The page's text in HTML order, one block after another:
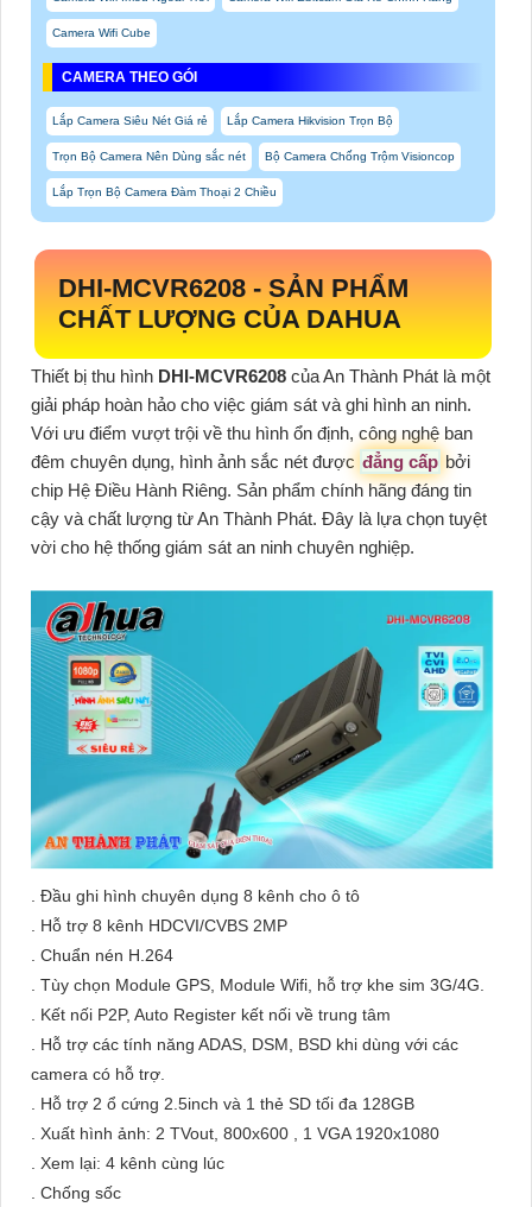
Camera Wifi Cube
CAMERA THEO GÓI
Lắp Camera Siêu Nét Giá rẻ Lắp Camera Hikvision Trọn Bộ
Trọn Bộ Camera Nên Dùng sắc nét Bộ Camera Chống Trộm Visioncop
Lắp Trọn Bộ Camera Đàm Thoại 2 Chiều
DHI-MCVR6208 - SẢN PHẨM
CHẤT LƯỢNG CỦA DAHUA
Thiết bị thu hình DHI-MCVR6208 của An Thành Phát là một
giải pháp hoàn hảo cho việc giám sát và ghi hình an ninh.
Với ưu điểm vượt trội về thu hình ổn định, công nghệ ban
đêm chuyên dụng, hình ảnh sắc nét được đẳng cấp bởi
chip Hệ Điều Hành Riêng. Sản phẩm chính hãng đáng tin
cậy và chất lượng từ An Thành Phát. Đây là lựa chọn tuyệt
vời cho hệ thống giám sát an ninh chuyên nghiệp.
. Đầu ghi hình chuyên dụng 8 kênh cho ô tô
. Hỗ trợ 8 kênh HDCVI/CVBS 2MP
. Chuẩn nén H.264
. Tùy chọn Module GPS, Module Wifi, hỗ trợ khe sim 3G/4G.
. Kết nối P2P, Auto Register kết nối về trung tâm
. Hỗ trợ các tính năng ADAS, DSM, BSD khi dùng với các
camera có hỗ trợ.
. Hỗ trợ 2 ổ cứng 2.5inch và 1 thẻ SD tối đa 128GB
. Xuất hình ảnh: 2 TVout, 800x600 , 1 VGA 1920x1080
. Xem lại: 4 kênh cùng lúc
. Chống sốc